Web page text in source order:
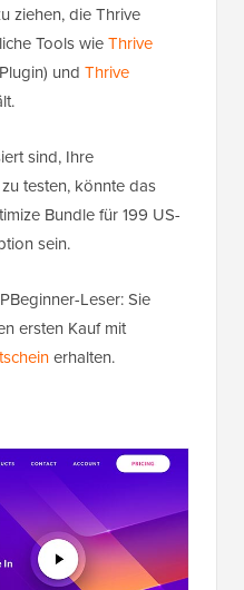
ziehen, die Thrive
Tools wieThrive
und Thrive
sind, Ihre
testen, könnte das
Bundle für 199 US-
sein.
Leser: Sie
ersten Kauf mit
erhalten.